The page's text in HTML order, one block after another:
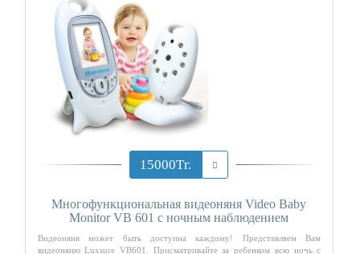
15000Тг.
Многофункциональная видеоняня Video Baby
Monitor VB 601 с ночным наблюдением
Видеоняня может быть доступна каждому! Представляем Вам
видеоняню Luxsure VB601. Присматривайте за ребенком всю ночь с